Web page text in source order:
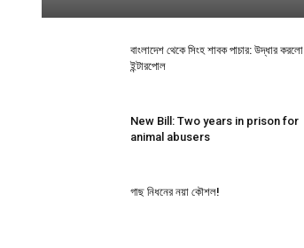
বাংলাদেশ থেকে সিংহ শাবক পাচার: উদ্ধার করলো
ইন্টারপোল
New Bill: Two years in prison for
animal abusers
গাছ নিধনের নয়া কৌশল!